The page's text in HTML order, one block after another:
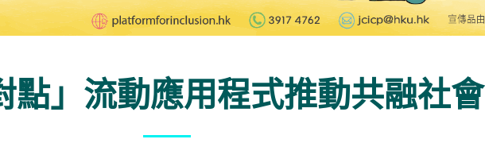
點」流動應用程式推動共融社會